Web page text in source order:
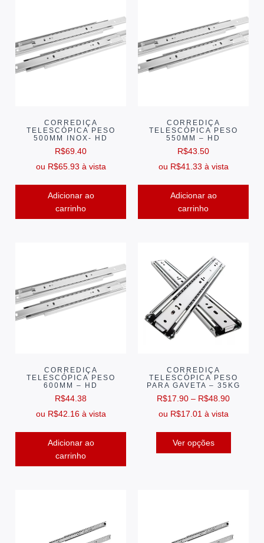
CORREDIÇA
TELESCÓPICA PESO
500MM INOX- HD
R$69.40
ou R$65.93 à vista
Adicionar ao
carrinho
CORREDIÇA
TELESCÓPICA PESO
550MM – HD
R$43.50
ou R$41.33 à vista
Adicionar ao
carrinho
CORREDIÇA
TELESCÓPICA PESO
600MM – HD
R$44.38
ou R$42.16 à vista
Adicionar ao
carrinho
CORREDIÇA
TELESCÓPICA PESO
PARA GAVETA – 35KG
R$17.90 – R$48.90
ou R$17.01 à vista
Ver opções